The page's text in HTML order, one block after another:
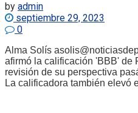
by admin
septiembre 29, 2023
0
Alma Solís
afirmó la calificación 'BBB' de
revisión de su perspectiva
La calificadora también elevó